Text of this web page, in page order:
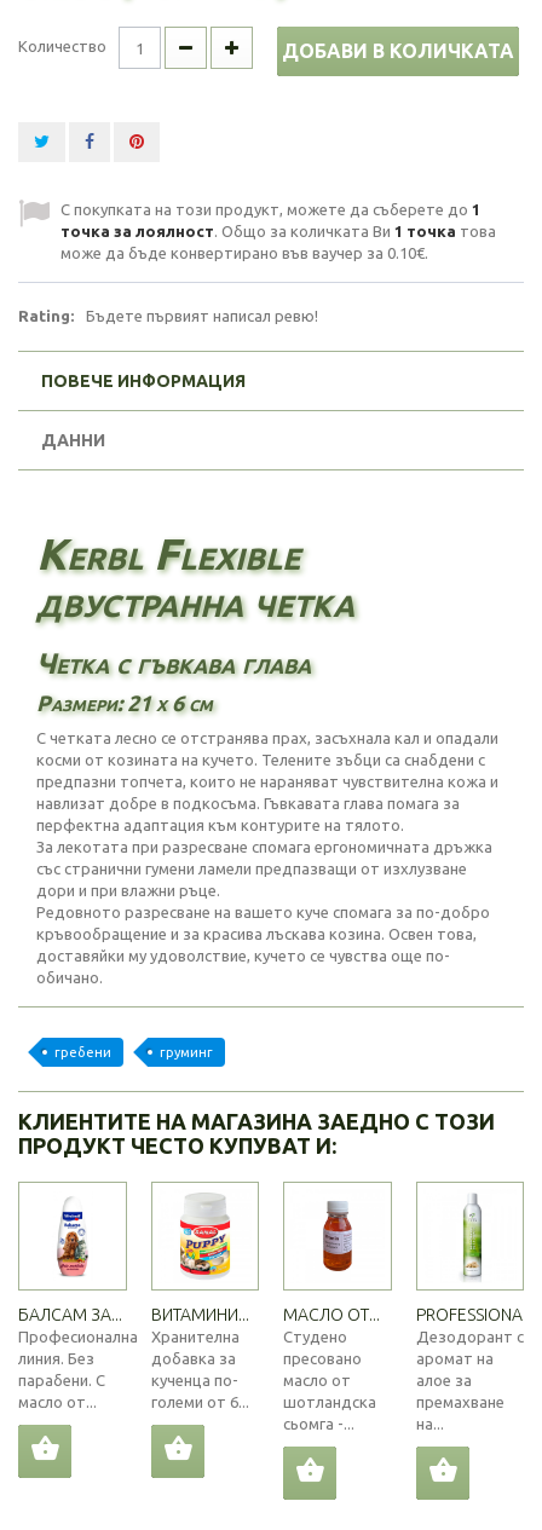
Количество ДОБАВИ В КОЛИЧКАТА
С покупката на този продукт, можете да съберете до 1
точка за лоялност. Общо за количката Ви 1 точка това
може да бъде конвертирано във ваучер за 0.10€.
Rating: Бъдете първият написал ревю!
ПОВЕЧЕ ИНФОРМАЦИЯ
ДАННИ
Kerbl Flexible
двустранна четка
Четка с гъвкава глава
Размери: 21 х 6 см
С четката лесно се отстранява прах, засъхнала кал и опадали
косми от козината на кучето. Телените зъбци са снабдени с
предпазни топчета, които не нараняват чувствителна кожа и
навлизат добре в подкосъма. Гъвкавата глава помага за
перфектна адаптация към контурите на тялото.
За лекотата при разресване спомага ергономичната дръжка
със странични гумени ламели предпазващи от изхлузване
дори и при влажни ръце.
Редовното разресване на вашето куче спомага за по-добро
кръвообращение и за красива лъскава козина. Освен това,
доставяйки му удоволствие, кучето се чувства още по-
обичано.
гребени груминг
КЛИЕНТИТЕ НА МАГАЗИНА ЗАЕДНО С ТОЗИ
ПРОДУКТ ЧЕСТО КУПУВАТ И:
БАЛСАМ ЗА...
Професионална
линия. Без
парабени. С
масло от...
ВИТАМИНИ...
Хранителна
добавка за
кученца по-
големи от 6...
МАСЛО ОТ...
Студено
пресовано
масло от
шотландска
сьомга -...
PROFESSIONAL...
Дезодорант с
аромат на
алое за
премахване
на...